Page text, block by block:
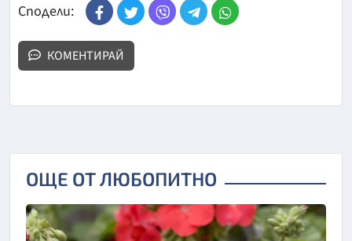
Сподели:
КОМЕНТИРАЙ
ОЩЕ ОТ ЛЮБОПИТНО